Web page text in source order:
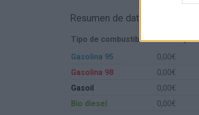
Resumen de datos de la ruta
Tipo de combustible Precio por
Gasolina 95
0,00€
Gasolina 98
0,00€
Gasoil
0,00€
Bio diesel
0,00€